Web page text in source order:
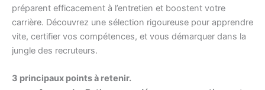
préparent efficacement à l’entretien et boostent votre
carrière. Découvrez une sélection rigoureuse pour apprendre
vite, certifier vos compétences, et vous démarquer dans la
jungle des recruteurs.
3 principaux points à retenir.